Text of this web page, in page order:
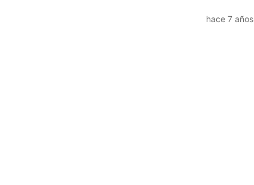
hace 7 años